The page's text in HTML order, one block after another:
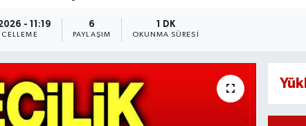
- 11:19 6
PAYLAŞIM
1 DK
OKUNMA SÜRESI